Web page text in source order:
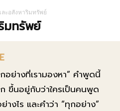
ะอสังหาริมทรัพย์
มทรัพย์
ย่างที่เรามองหา” คำพูดนี้
ขึ้นอยู่กับว่าใครเป็นคนพูด
างไร และคำว่า “ทุกอย่าง”